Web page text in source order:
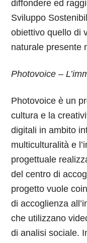
diffondere ed
Sviluppo
obiettivo quello di
naturale presente
Photovoice –
Photovoice è un
cultura e la
digitali in ambito
multiculturalità e
progettuale
del centro di
progetto vuole
di accoglienza
che utilizzano
di analisi sociale.